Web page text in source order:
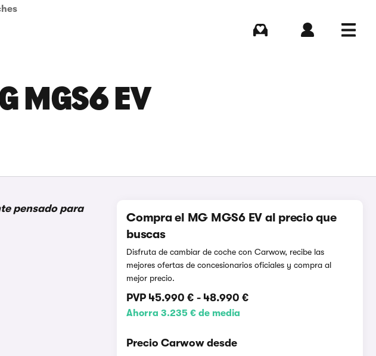
MGS6 EV
pensado para
Compra el MG MGS6 EV al precio que
buscas
Disfruta de cambiar de coche con Carwow, recibe las
mejores ofertas de concesionarios oficiales y compra al
mejor precio.
PVP 45.990 € - 48.990 €
Ahorra 3.235 € de media
Precio Carwow desde